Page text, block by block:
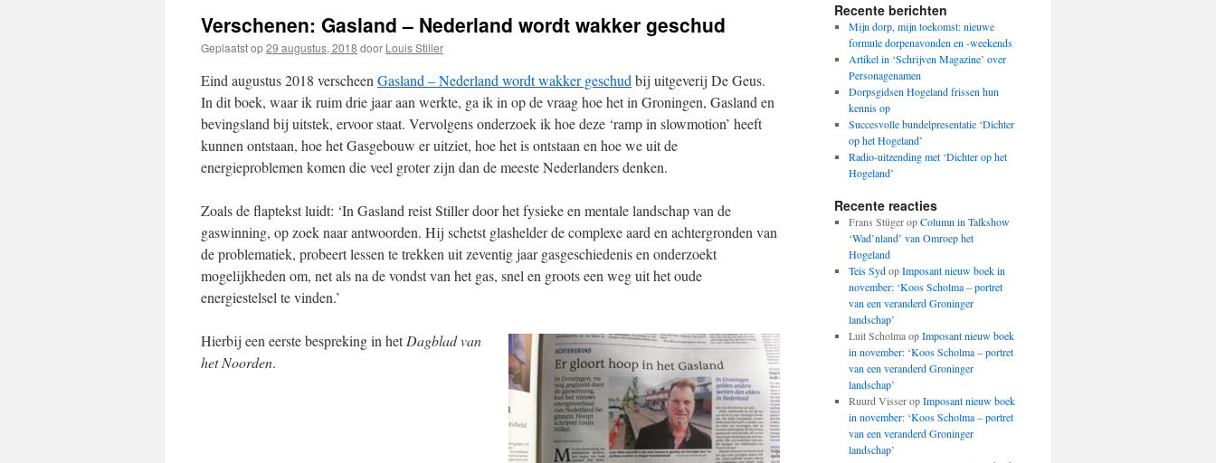
Verschenen: Gasland – Nederland wordt wakker geschud
Geplaatst op29 augustus, 2018 door Louis Stiller
Eind augustus 2018 verscheen Gasland – Nederland wordt wakker geschud bij uitgeverij De Geus.
In dit boek, waar ik ruim drie jaar aan werkte, ga ik in op de vraag hoe het in Groningen, Gasland en
bevingsland bij uitstek, ervoor staat. Vervolgens onderzoek ik hoe deze ‘ramp in slowmotion’ heeft
kunnen ontstaan, hoe het Gasgebouw er uitziet, hoe het is ontstaan en hoe we uit de
energieproblemen komen die veel groter zijn dan de meeste Nederlanders denken.
Zoals de flaptekst luidt: ‘In Gasland reist Stiller door het fysieke en mentale landschap van de
gaswinning, op zoek naar antwoorden. Hij schetst glashelder de complexe aard en achtergronden van
de problematiek, probeert lessen te trekken uit zeventig jaar gasgeschiedenis en onderzoekt
mogelijkheden om, net als na de vondst van het gas, snel en groots een weg uit het oude
energiestelsel te vinden.’
Hierbij een eerste bespreking in hetDagblad van
het Noorden.
Recente berichten
Mijn dorp, mijn toekomst: nieuwe
formule dorpenavonden en -weekends
Artikel in ‘Schrijven Magazine’ over
Personagenamen
Dorpsgidsen Hogeland frissen hun
kennis op
Succesvolle bundelpresentatie ‘Dichter
op het Hogeland’
Radio-uitzending met ‘Dichter op het
Hogeland’
Recente reacties
Frans StügeropColumn in Talkshow
‘Wad’nland’ van Omroep het
Hogeland
Teis SydopImposant nieuw boek in
november: ‘Koos Scholma – portret
van een veranderd Groninger
landschap’
Luit ScholmaopImposant nieuw boek
in november: ‘Koos Scholma – portret
van een veranderd Groninger
landschap’
Ruurd VisseropImposant nieuw boek
in november: ‘Koos Scholma – portret
van een veranderd Groninger
landschap’